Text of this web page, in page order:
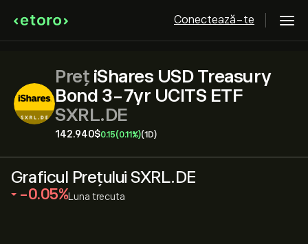
Conectează-te
Preț iShares USD Treasury
Bond 3-7yr UCITS ETF
SXRL.DE
142.940‎$‎0.15(0.11%)(1D)
Graficul Prețului SXRL.DE
‎-0.05‎ Luna trecuta